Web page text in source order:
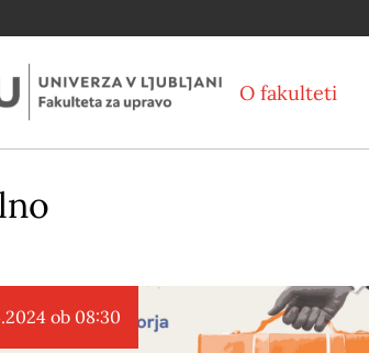
O fakulteti
ob 08:30